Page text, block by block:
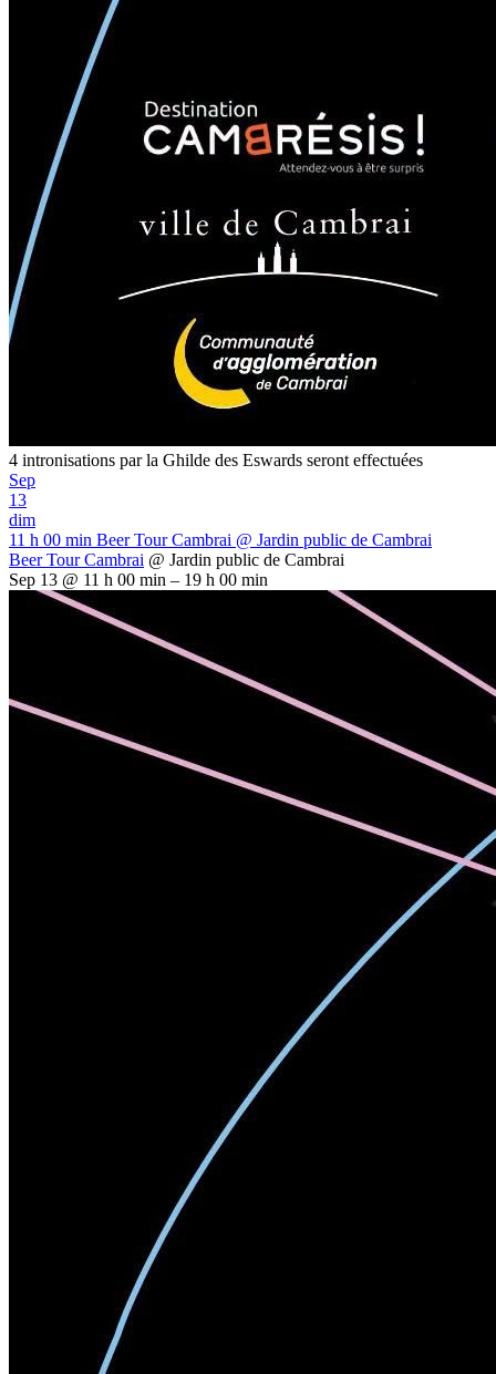
4 intronisations par la Ghilde des Eswards seront effectuées
Sep
13
dim
11 h 00 min Beer Tour Cambrai @ Jardin public de Cambrai
Beer Tour Cambrai @ Jardin public de Cambrai
Sep 13 @ 11 h 00 min – 19 h 00 min